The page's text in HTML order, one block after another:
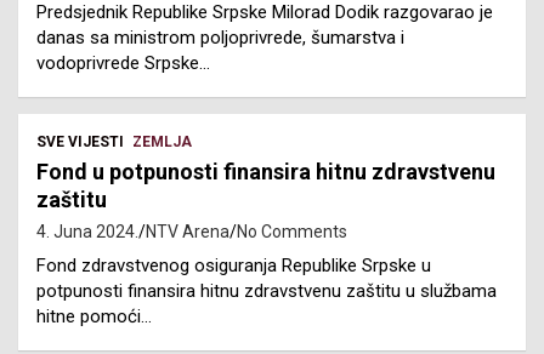
Predsjednik Republike Srpske Milorad Dodik razgovarao je
danas sa ministrom poljoprivrede, šumarstva i
vodoprivrede Srpske…
SVE VIJESTI ZEMLJA
Fond u potpunosti finansira hitnu zdravstvenu
zaštitu
4. Juna 2024. NTV Arena No Comments
Fond zdravstvenog osiguranja Republike Srpske u
potpunosti finansira hitnu zdravstvenu zaštitu u službama
hitne pomoći…